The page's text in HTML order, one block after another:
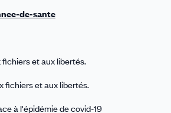
de-sante
fichiers et aux libertés.
fichiers et aux libertés.
à l'épidémie de covid-19